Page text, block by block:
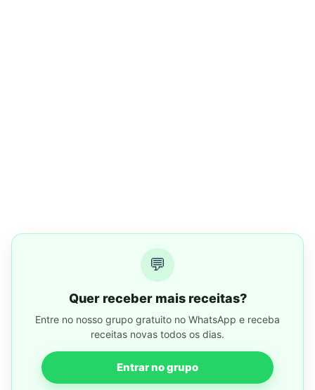
💬
Quer receber mais receitas?
Entre no nosso grupo gratuito no WhatsApp e receba
receitas novas todos os dias.
Entrar no grupo